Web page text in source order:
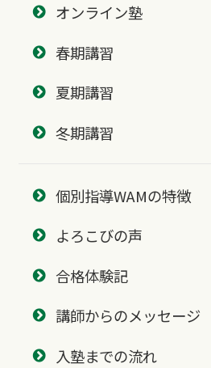
オンライン塾
春期講習
夏期講習
冬期講習
個別指導WAMの特徴
よろこびの声
合格体験記
講師からのメッセージ
入塾までの流れ